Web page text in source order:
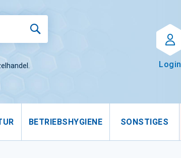
Login
BETRIEBSHYGIENE SONSTIGES